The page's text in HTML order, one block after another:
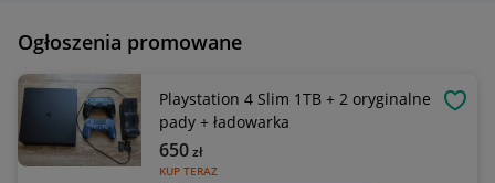
Ogłoszenia promowane
Playstation 4 Slim 1TB + 2 oryginalne
pady + ładowarka
KUP TERAZ
650zł